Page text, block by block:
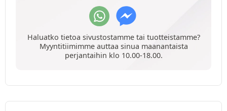
Haluatko tietoa sivustostamme tai tuotteistamme?
Myyntitiimimme auttaa sinua maanantaista
perjantaihin klo 10.00-18.00.